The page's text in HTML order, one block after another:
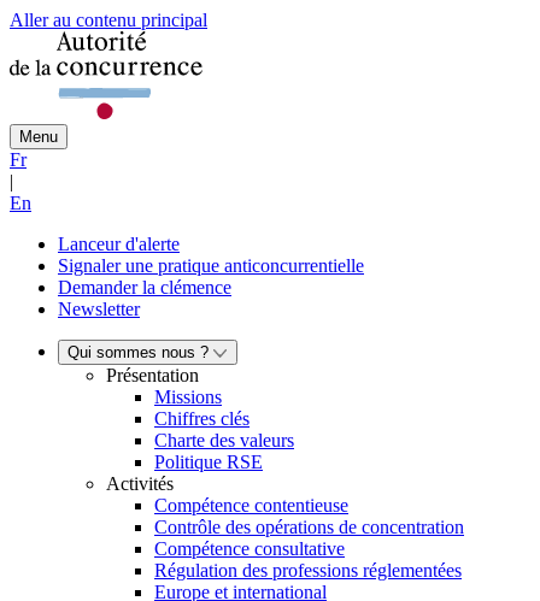
Aller au contenu principal
Menu
Fr
|
En
Lanceur d'alerte
Signaler une pratique anticoncurrentielle
Demander la clémence
Newsletter
Qui sommes nous ?
Présentation
Missions
Chiffres clés
Charte des valeurs
Politique RSE
Activités
Compétence contentieuse
Contrôle des opérations de concentration
Compétence consultative
Régulation des professions réglementées
Europe et international